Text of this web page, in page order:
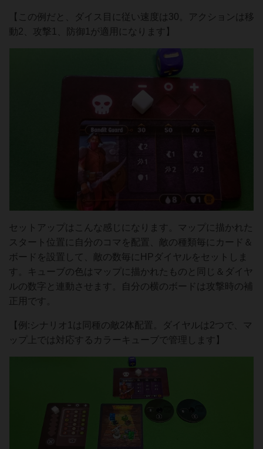
【この例だと、ダイス目に従い速度は30。アクションは移
動2、攻撃1、防御1が適用になります】
セットアップはこんな感じになります。マップに描かれた
スタート位置に自分のコマを配置、敵の種類毎にカード＆
ボードを設置して、敵の数毎にHPダイヤルをセットしま
す。キューブの色はマップに描かれたものと同じ＆ダイヤ
ルの数字と連動させます。自分の横のボードは攻撃時の補
正用です。
【例:シナリオ1は同種の敵2体配置。ダイヤルは2つで、マ
ップ上では対応するカラーキューブで管理します】